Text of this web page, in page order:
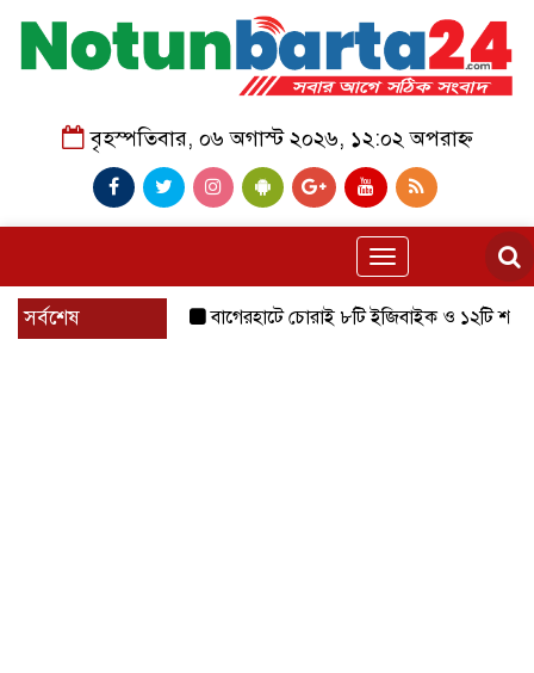
বৃহস্পতিবার, ০৬ অগাস্ট ২০২৬, ১২:০২ অপরাহ্ন
Toggle
navigation
সর্বশেষ বাগেরহাটে চোরাই ৮টি ইজিবাইক ও ১২টি শ্যালোমেশিন